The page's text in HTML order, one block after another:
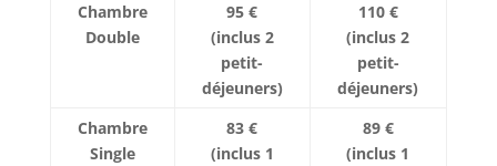
Chambre
Double
95 €
(inclus 2
petit-
déjeuners)
110 €
(inclus 2
petit-
déjeuners)
Chambre
Single
83 €
(inclus 1
89 €
(inclus 1